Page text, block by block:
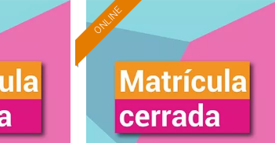
ONLINE